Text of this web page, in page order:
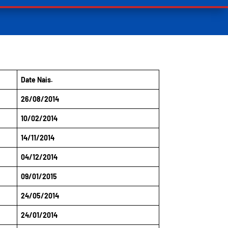
Date Nais.
26/08/2014
10/02/2014
14/11/2014
04/12/2014
09/01/2015
24/05/2014
24/01/2014